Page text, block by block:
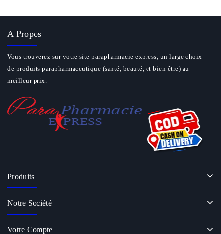
A Propos
Vous trouverez sur votre site parapharmacie express, un large choix
de produits parapharmaceutique (santé, beauté, et bien être) au
meilleur prix.
Produits
Notre Société
Votre Compte